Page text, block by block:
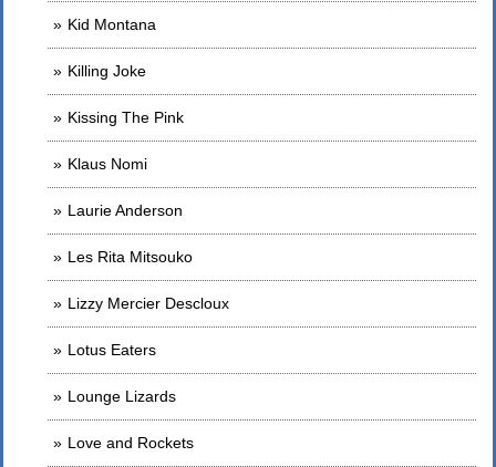
Kid Montana
Killing Joke
Kissing The Pink
Klaus Nomi
Laurie Anderson
Les Rita Mitsouko
Lizzy Mercier Descloux
Lotus Eaters
Lounge Lizards
Love and Rockets